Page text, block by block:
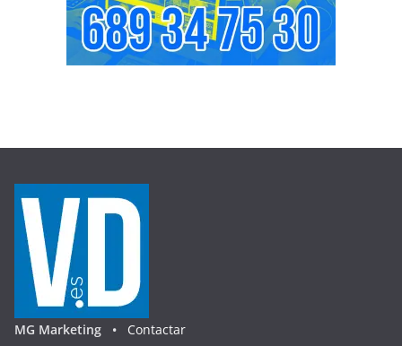
MG Marketing • Contactar